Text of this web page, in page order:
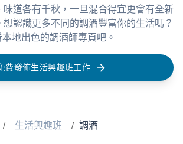
味道各有千秋，一旦混合得宜更會有全新
認識更多不同的調酒豐富你的生活嗎？
地出色的調酒師專頁吧。
費發佈生活興趣班工作
/ 生活興趣班 / 調酒